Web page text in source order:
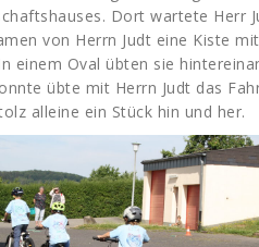
Dort wartete Herr
von Herrn Judt eine Kiste
einem Oval übten sie
übte mit Herrn Judt das
alleine ein Stück hin und her.